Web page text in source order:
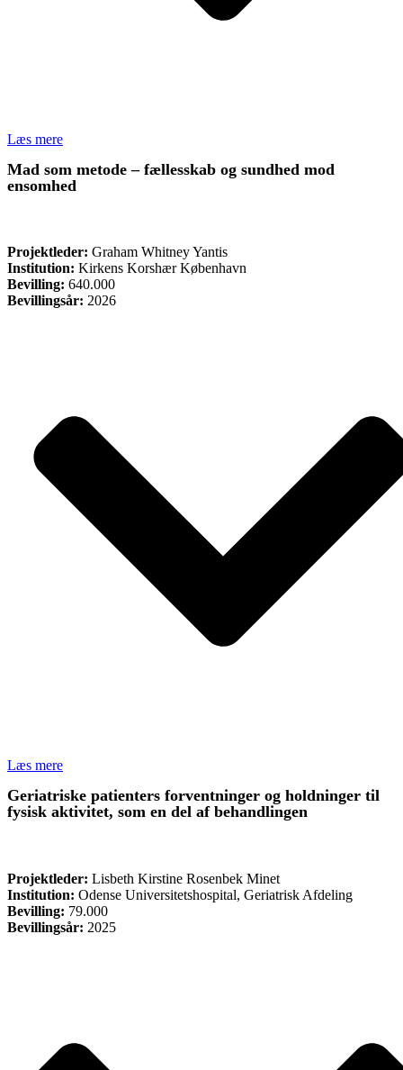
Læs mere
Mad som metode – fællesskab og sundhed mod
ensomhed
Projektleder: Graham Whitney Yantis
Institution: Kirkens Korshær København
Bevilling: 640.000
Bevillingsår: 2026
Læs mere
Geriatriske patienters forventninger og holdninger til
fysisk aktivitet, som en del af behandlingen
Projektleder: Lisbeth Kirstine Rosenbek Minet
Institution: Odense Universitetshospital, Geriatrisk Afdeling
Bevilling: 79.000
Bevillingsår: 2025